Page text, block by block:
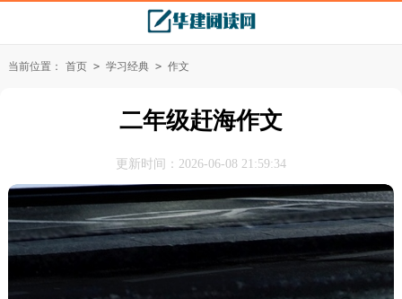
当前位置： 首页 > 学习经典 > 作文
二年级赶海作文
更新时间：2026-06-08 21:59:34